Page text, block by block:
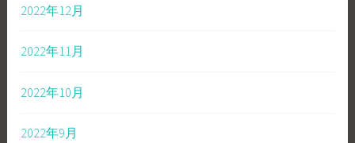
2022年12月
2022年11月
2022年10月
2022年9月